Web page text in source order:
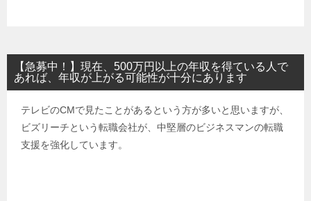
【急募中！】現在、500万円以上の年収を得ている人で
あれば、年収が上がる可能性が十分にあります
テレビのCMで見たことがあるという方が多いと思いますが、
ビズリーチという転職会社が、中堅層のビジネスマンの転職
支援を強化しています。